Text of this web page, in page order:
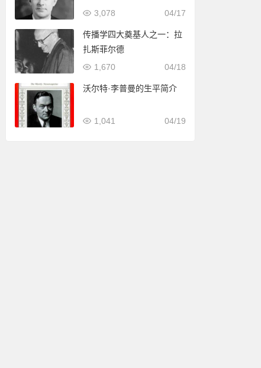
04/17
3,078
传播学四大奠基人之一：拉
扎斯菲尔德
04/18
1,670
沃尔特·李普曼的生平简介
04/19
1,041